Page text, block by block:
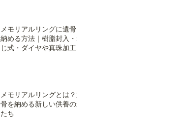
メモリアルリングに遺骨を
納める方法｜樹脂封入・ね
じ式・ダイヤや真珠加工の
メモリアルリングとは？遺
骨を納める新しい供養のか
たち